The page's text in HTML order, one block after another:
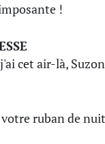
!
cet air-là,
ruban de